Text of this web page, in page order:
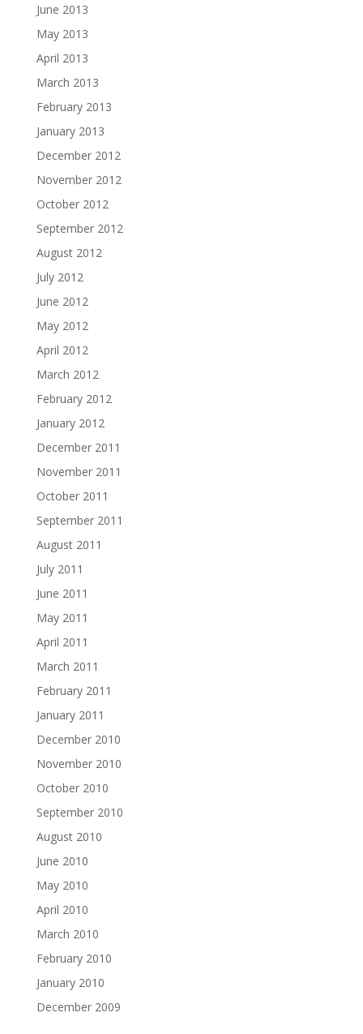
June 2013
May 2013
April 2013
March 2013
February 2013
January 2013
December 2012
November 2012
October 2012
September 2012
August 2012
July 2012
June 2012
May 2012
April 2012
March 2012
February 2012
January 2012
December 2011
November 2011
October 2011
September 2011
August 2011
July 2011
June 2011
May 2011
April 2011
March 2011
February 2011
January 2011
December 2010
November 2010
October 2010
September 2010
August 2010
June 2010
May 2010
April 2010
March 2010
February 2010
January 2010
December 2009